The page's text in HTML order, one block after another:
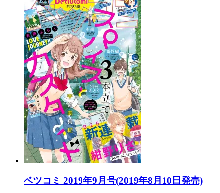
ベツコミ 2019年9月号(2019年8月10日発売)